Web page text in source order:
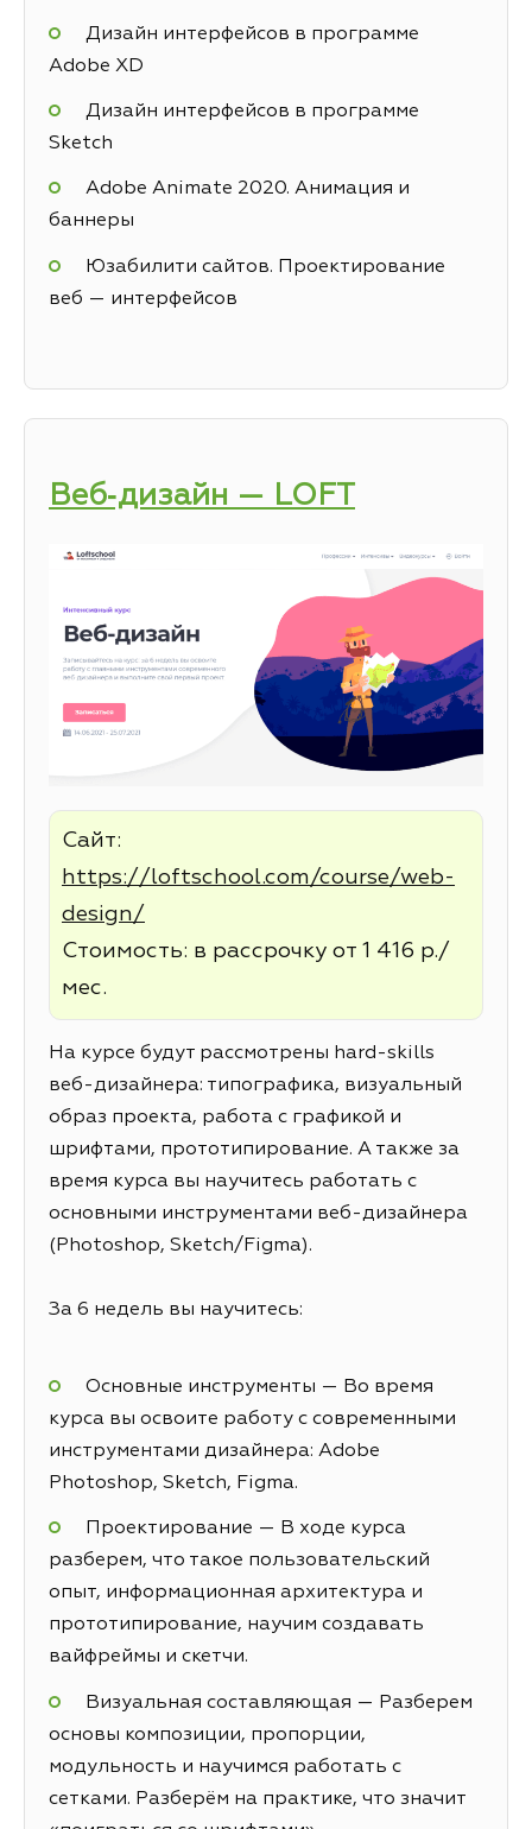
Дизайн интерфейсов в программе
Adobe XD
Дизайн интерфейсов в программе
Sketch
Adobe Animate 2020. Анимация и
баннеры
Юзабилити сайтов. Проектирование
веб — интерфейсов
Веб‑дизайн — LOFT
Сайт:
https://loftschool.com/course/web-
design/
Стоимость: в рассрочку от 1 416 р./
мес.
На курсе будут рассмотрены hard-skills
веб-дизайнера: типографика, визуальный
образ проекта, работа с графикой и
шрифтами, прототипирование. А также за
время курса вы научитесь работать с
основными инструментами веб-дизайнера
(Photoshop, Sketch/Figma).
За 6 недель вы научитесь:
Основные инструменты — Во время
курса вы освоите работу с современными
инструментами дизайнера: Adobe
Photoshop, Sketch, Figma.
Проектирование — В ходе курса
разберем, что такое пользовательский
опыт, информационная архитектура и
прототипирование, научим создавать
вайфреймы и скетчи.
Визуальная составляющая — Разберем
основы композиции, пропорции,
модульность и научимся работать с
сетками. Разберём на практике, что значит